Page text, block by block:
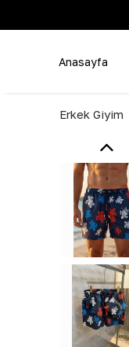
Anasayfa
Erkek Giyim